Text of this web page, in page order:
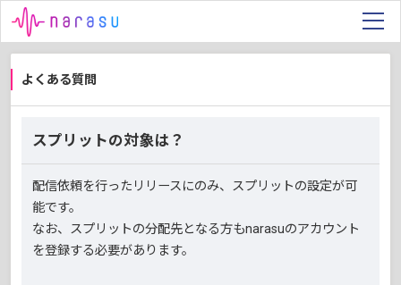
よくある質問
スプリットの対象は？
配信依頼を行ったリリースにのみ、スプリットの設定が可
能です。
なお、スプリットの分配先となる方もnarasuのアカウント
を登録する必要があります。